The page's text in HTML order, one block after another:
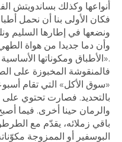
أنواعها وكذلك بساندويتش
فكان الأولى بنا أن نحمل
ونضعها في إطارها السليم
وأن دما جديدا من هواة
الأطباق ومكوناتها الأساسية مع الحفاظ على هويتها الأصلية».
فالمنقوشة المخبوزة على
«سوق الأكل» التي تقام
بالتحديد. فصارت تحتوي على
والرمان حينا أخرى. فيما
باقي زملائه، يقدّم مع
البوسفير أو الممزوجة